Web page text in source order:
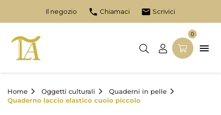
Il negozio phone Chiamaci email Scrivici

0
Home Oggetti culturali
Quaderni in pelle
Quaderno laccio elastico cuoio piccolo